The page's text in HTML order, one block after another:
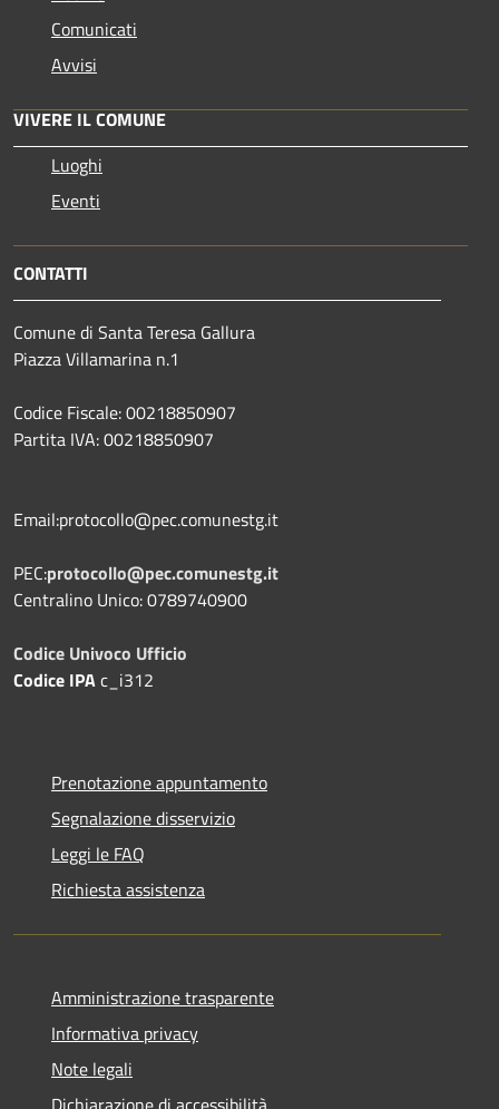
Comunicati
Avvisi
VIVERE IL COMUNE
Luoghi
Eventi
CONTATTI
Comune di Santa Teresa Gallura
Piazza Villamarina n.1
Codice Fiscale: 00218850907
Partita IVA: 00218850907
Email:protocollo@pec.comunestg.it
PEC:protocollo@pec.comunestg.it
Centralino Unico: 0789740900
Codice Univoco Ufficio
Codice IPAc_i312
Prenotazione appuntamento
Segnalazione disservizio
Leggi le FAQ
Richiesta assistenza
Amministrazione trasparente
Informativa privacy
Note legali